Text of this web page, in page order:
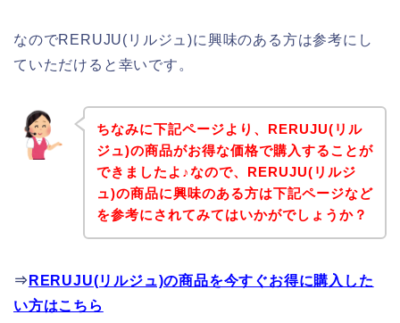
なのでRERUJU(リルジュ)に興味のある方は参考にし
ていただけると幸いです。
ちなみに下記ページより、RERUJU(リル
ジュ)の商品がお得な価格で購入することが
できましたよ♪なので、RERUJU(リルジ
ュ)の商品に興味のある方は下記ページなど
を参考にされてみてはいかがでしょうか？
⇒ RERUJU(リルジュ)の商品を今すぐお得に購入した
い方はこちら